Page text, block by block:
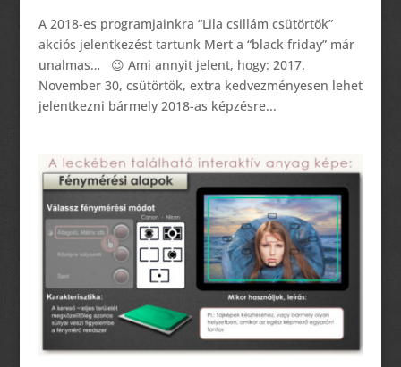
A 2018-es programjainkra “Lila csillám csütörtök”
akciós jelentkezést tartunk Mert a “black friday” már
unalmas… 😉 Ami annyit jelent, hogy: 2017.
November 30, csütörtök, extra kedvezményesen lehet
jelentkezni bármely 2018-as képzésre...